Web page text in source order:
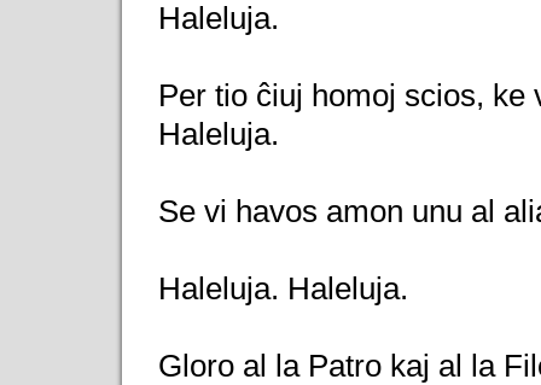
Haleluja.
Per tio ĉiuj homoj scios,
Haleluja.
Se vi havos amon unu al
Haleluja. Haleluja.
Gloro al la Patro kaj al la